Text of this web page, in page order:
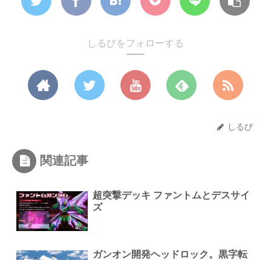
しるびをフォローする
しるび
関連記事
超突撃デッキ ファントムとデスサイ
ズ
ガンオン開発ヘッドロック。黒字転